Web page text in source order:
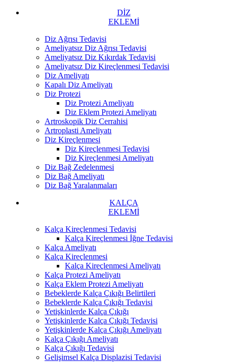
DİZ
EKLEMİ
Diz Ağrısı Tedavisi
Ameliyatsız Diz Ağrısı Tedavisi
Ameliyatsız Diz Kıkırdak Tedavisi
Ameliyatsız Diz Kireçlenmesi Tedavisi
Diz Ameliyatı
Kapalı Diz Ameliyatı
Diz Protezi
Diz Protezi Ameliyatı
Diz Eklem Protezi Ameliyatı
Artroskopik Diz Cerrahisi
Artroplasti Ameliyatı
Diz Kireçlenmesi
Diz Kireçlenmesi Tedavisi
Diz Kireçlenmesi Ameliyatı
Diz Bağ Zedelenmesi
Diz Bağ Ameliyatı
Diz Bağ Yaralanmaları
KALÇA
EKLEMİ
Kalça Kireçlenmesi Tedavisi
Kalça Kireçlenmesi İğne Tedavisi
Kalça Ameliyatı
Kalça Kireçlenmesi
Kalça Kireçlenmesi Ameliyatı
Kalça Protezi Ameliyatı
Kalça Eklem Protezi Ameliyatı
Bebeklerde Kalça Çıkığı Belirtileri
Bebeklerde Kalça Çıkığı Tedavisi
Yetişkinlerde Kalça Çıkığı
Yetişkinlerde Kalça Çıkığı Tedavisi
Yetişkinlerde Kalça Çıkığı Ameliyatı
Kalça Çıkığı Ameliyatı
Kalça Çıkığı Tedavisi
Gelişimsel Kalça Displazisi Tedavisi